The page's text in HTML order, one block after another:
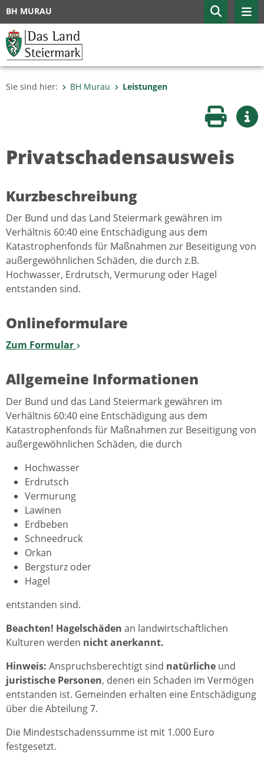
BH MURAU
Sie sind hier: BH Murau Leistungen
Seite
Privatschadensausweis
Kurzbeschreibung
Der Bund und das Land Steiermark gewähren im
Verhältnis 60:40 eine Entschädigung aus dem
Katastrophenfonds für Maßnahmen zur Beseitigung von
außergewöhnlichen Schäden, die durch z.B.
Hochwasser, Erdrutsch, Vermurung oder Hagel
entstanden sind.
Onlineformulare
Zum Formular
Allgemeine Informationen
Der Bund und das Land Steiermark gewähren im
Verhältnis 60:40 eine Entschädigung aus dem
Katastrophenfonds für Maßnahmen zur Beseitigung von
außergewöhnlichen Schäden, die durch
Hochwasser
Erdrutsch
Vermurung
Lawinen
Erdbeben
Schneedruck
Orkan
Bergsturz oder
Hagel
entstanden sind.
Beachten! Hagelschäden an landwirtschaftlichen
Kulturen werden nicht anerkannt.
Hinweis: Anspruchsberechtigt sind natürliche und
juristische Personen, denen ein Schaden im Vermögen
entstanden ist. Gemeinden erhalten eine Entschädigung
über die Abteilung 7.
Die Mindestschadenssumme ist mit 1.000 Euro
festgesetzt.